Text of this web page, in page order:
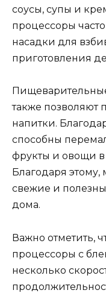
соусы, супы и
процессоры
насадки для
приготовления
также позволяют
напитки.
способны
фрукты и овощи в
Благодаря
свежие и
дома.
Важно отметить,
процессоры с
несколько